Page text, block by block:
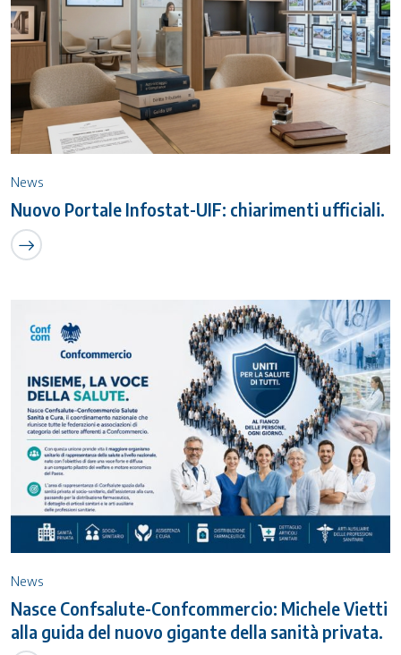
News
Nuovo Portale Infostat-UIF: chiarimenti ufficiali.
News
Nasce Confsalute-Confcommercio: Michele Vietti
alla guida del nuovo gigante della sanità privata.